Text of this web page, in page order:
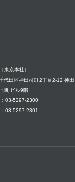
［東京本社］
代田区神田司町2丁目2-12 神田
司町ビル9階
03-5297-2300
03-5297-2301